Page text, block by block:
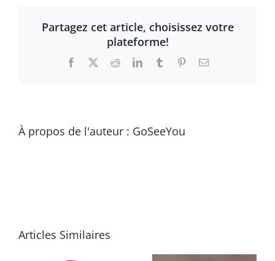
Partagez cet article, choisissez votre
plateforme!
Facebook RedditLinkedInTumblr PinterestEmail
À propos de l'auteur : GoSeeYou
Articles Similaires